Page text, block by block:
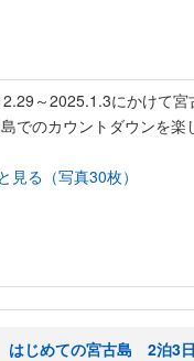
～2025.1.3にかけて
でのカウントダウンを楽
見る（写真30枚）
じめての宮古島 2泊3日